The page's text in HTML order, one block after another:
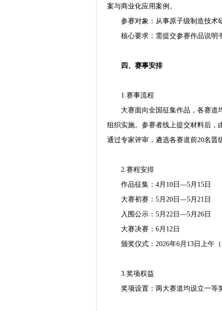
案与商业化应用案例。
参赛对象：从事原子级制造技术
核心要求：需提交参赛作品说明
四、赛事安排
1.赛事流程
大赛面向全国征集作品，各赛道
组织实施。参赛者线上提交材料后，
通过专家评审，遴选各赛道前20名
2.赛程安排
作品征集：4月10日—5月15日
大赛初赛：5月20日—5月21日
入围公示：5月22日—5月26日
大赛决赛：6月12日
颁奖仪式：2026年6月13日上午
3.奖项权益
奖项设置：两大赛道均设立一等